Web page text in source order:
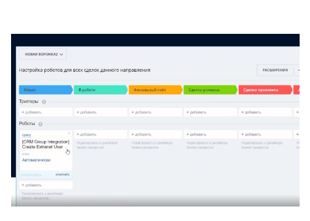
Смотреть проект